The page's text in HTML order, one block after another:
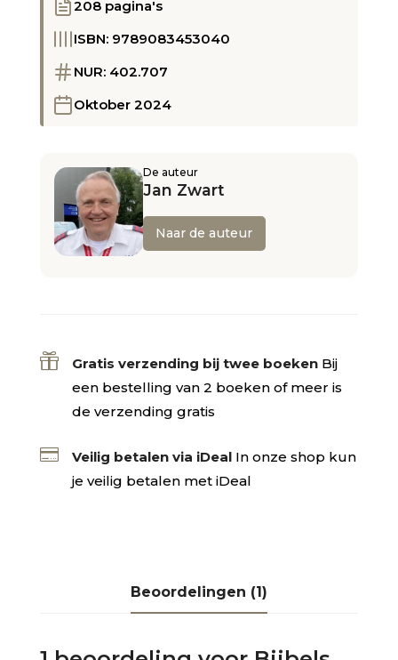
208 pagina's
ISBN: 9789083453040
NUR: 402.707
Oktober 2024
De auteur
Jan Zwart
Naar de auteur
 Gratis verzending bij twee boeken Bij
een bestelling van 2 boeken of meer is
de verzending gratis
 Veilig betalen via iDeal In onze shop kun
je veilig betalen met iDeal
Beoordelingen (1)